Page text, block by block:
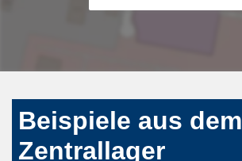
Beispiele aus dem
Zentrallager